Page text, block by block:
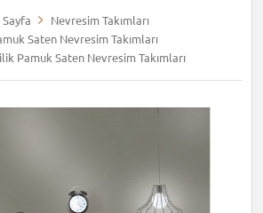
Nevresim Takımları
Saten Nevresim Takımları
Pamuk Saten Nevresim Takımları